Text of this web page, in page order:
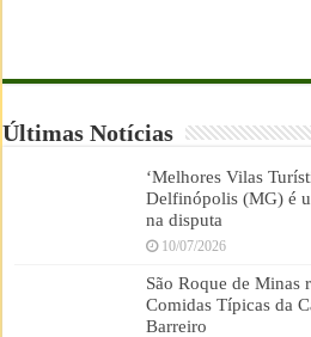
Últimas Notícias
‘Melhores Vilas
Delfinópolis (MG) é
na disputa
10/07/2026
São Roque de Minas
Comidas Típicas da
Barreiro